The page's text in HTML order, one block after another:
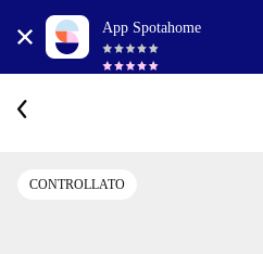
App Spotahome
CONTROLLATO